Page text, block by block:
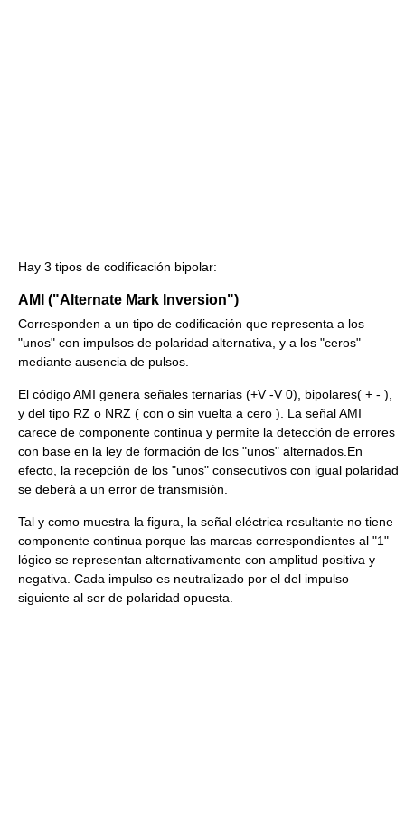
Hay 3 tipos de codificación bipolar:
AMI ("Alternate Mark Inversion")
Corresponden a un tipo de codificación que representa a los
"unos" con impulsos de polaridad alternativa, y a los "ceros"
mediante ausencia de pulsos.
El código AMI genera señales ternarias (+V -V 0), bipolares( + - ),
y del tipo RZ o NRZ ( con o sin vuelta a cero ). La señal AMI
carece de componente continua y permite la detección de errores
con base en la ley de formación de los "unos" alternados.En
efecto, la recepción de los "unos" consecutivos con igual polaridad
se deberá a un error de transmisión.
Tal y como muestra la figura, la señal eléctrica resultante no tiene
componente continua porque las marcas correspondientes al "1"
lógico se representan alternativamente con amplitud positiva y
negativa. Cada impulso es neutralizado por el del impulso
siguiente al ser de polaridad opuesta.